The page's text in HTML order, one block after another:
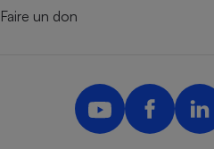
Faire un don